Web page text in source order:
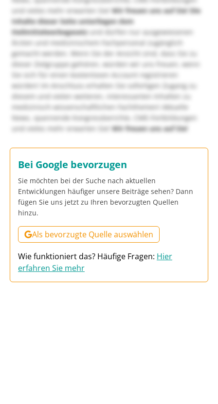
und vieles mehr erwarten Sie!Wir freuen uns auf Sie! Die
Inhalte dieser Seite unterliegen dem
Heilmittelwerbegesetzund dürfen nur ausgewiesenen
Ärzten und medizinischem Fachpersonal zugänglich
gemacht werden. Wenn Sie der Ansicht sind, dass Sie zu
dieser Zielgruppe gehören, würden wir uns freuen, wenn
Sie sich für einen kostenlosen Account registrieren
würden! Im Anschluss erhalten Sie sofortigen Zugang zu
diesem und vielen weiteren, interessanten Inhalten zu
medizinisch-wissenschaftlichen Fachthemen! Aktuelle
News, spannende Kongressberichte, CME-Fortbildungen
und vieles mehr erwarten Sie!Wir freuen uns auf Sie!
Bei Google bevorzugen
Sie möchten bei der Suche nach aktuellen
Entwicklungen häufiger unsere Beiträge sehen? Dann
fügen Sie uns jetzt zu Ihren bevorzugten Quellen
hinzu.
Als bevorzugte Quelle auswählen
Wie funktioniert das? Häufige Fragen: Hier
erfahren Sie mehr